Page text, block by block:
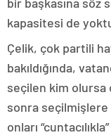
kapasitesi de
Çelik, çok partili
bakıldığında,
seçilen kim olursa
sonra seçilmişlere
onları